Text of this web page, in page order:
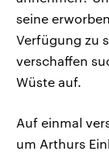
seine
Verfügung zu
verschaffen
Wüste auf.
Auf einmal
um Arthurs